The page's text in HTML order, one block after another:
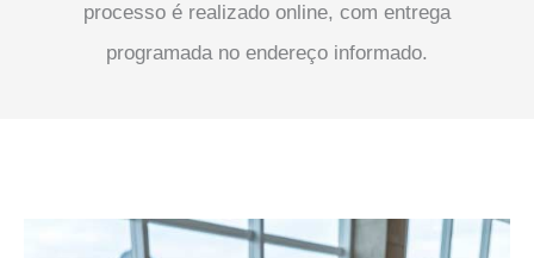
processo é realizado online, com entrega
programada no endereço informado.